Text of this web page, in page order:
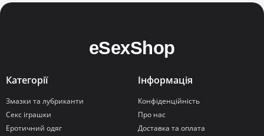
Категорії
Змазки та лубриканти
Секс іграшки
Еротичний одяг
Інформація
Конфіденційність
Про нас
Доставка та оплата